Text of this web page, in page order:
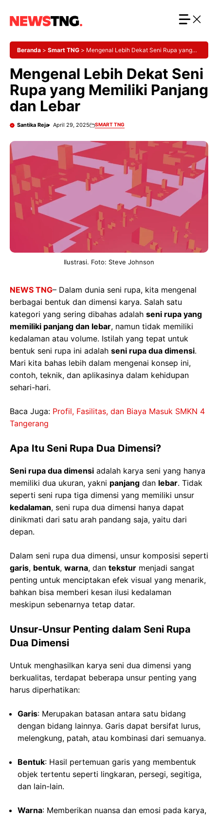
Beranda > Smart TNG > Mengenal Lebih Dekat Seni Rupa yang
Mengenal Lebih Dekat Seni
Rupa yang Memiliki Panjang
dan Lebar
Santika Reja April 29, 2025 SMART TNG
Ilustrasi. Foto: Steve Johnson
NEWS TNG– Dalam dunia seni rupa, kita mengenal
berbagai bentuk dan dimensi karya. Salah satu
kategori yang sering dibahas adalah seni rupa yang
memiliki panjang dan lebar, namun tidak memiliki
kedalaman atau volume. Istilah yang tepat untuk
bentuk seni rupa ini adalah seni rupa dua dimensi.
Mari kita bahas lebih dalam mengenai konsep ini,
contoh, teknik, dan aplikasinya dalam kehidupan
sehari-hari.
Baca Juga: Profil, Fasilitas, dan Biaya Masuk SMKN 4
Tangerang
Apa Itu Seni Rupa Dua Dimensi?
Seni rupa dua dimensi adalah karya seni yang hanya
memiliki dua ukuran, yakni panjang dan lebar. Tidak
seperti seni rupa tiga dimensi yang memiliki unsur
kedalaman, seni rupa dua dimensi hanya dapat
dinikmati dari satu arah pandang saja, yaitu dari
depan.
Dalam seni rupa dua dimensi, unsur komposisi seperti
garis, bentuk, warna, dan tekstur menjadi sangat
penting untuk menciptakan efek visual yang menarik,
bahkan bisa memberi kesan ilusi kedalaman
meskipun sebenarnya tetap datar.
Unsur-Unsur Penting dalam Seni Rupa
Dua Dimensi
Untuk menghasilkan karya seni dua dimensi yang
berkualitas, terdapat beberapa unsur penting yang
harus diperhatikan:
Garis: Merupakan batasan antara satu bidang
dengan bidang lainnya. Garis dapat bersifat lurus,
melengkung, patah, atau kombinasi dari semuanya.
Bentuk: Hasil pertemuan garis yang membentuk
objek tertentu seperti lingkaran, persegi, segitiga,
dan lain-lain.
Warna: Memberikan nuansa dan emosi pada karya,